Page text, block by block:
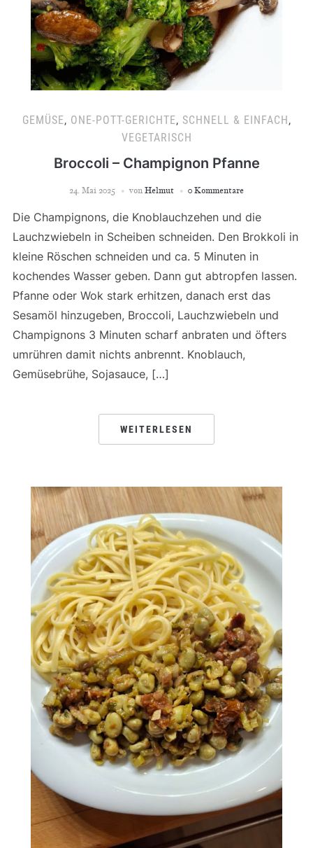
GEMÜSE, ONE-POTT-GERICHTE, SCHNELL & EINFACH,
VEGETARISCH
Broccoli – Champignon Pfanne
24. Mai 2025 von Helmut 0 Kommentare
Die Champignons, die Knoblauchzehen und die
Lauchzwiebeln in Scheiben schneiden. Den Brokkoli in
kleine Röschen schneiden und ca. 5 Minuten in
kochendes Wasser geben. Dann gut abtropfen lassen.
Pfanne oder Wok stark erhitzen, danach erst das
Sesamöl hinzugeben, Broccoli, Lauchzwiebeln und
Champignons 3 Minuten scharf anbraten und öfters
umrühren damit nichts anbrennt. Knoblauch,
Gemüsebrühe, Sojasauce, […]
WEITERLESEN